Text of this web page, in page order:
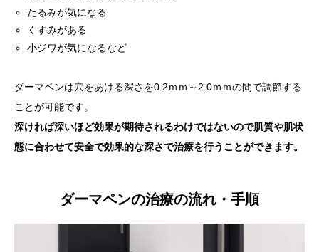
たるみが気になる
くすみがある
小ジワが気になるなど
ダーマペンは穴をあける深さを0.2ｍｍ～2.0ｍｍの間で調節する
ことが可能です。
深ければ深いほど効果が期待されるわけではないので肌質や肌状
態に合わせて安全で効果的な深さで治療を行うことができます。
ダーマペンの治療の流れ・手順